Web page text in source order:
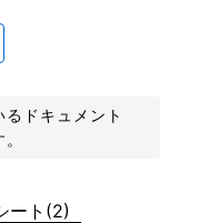
ドキュメント
ート(2)